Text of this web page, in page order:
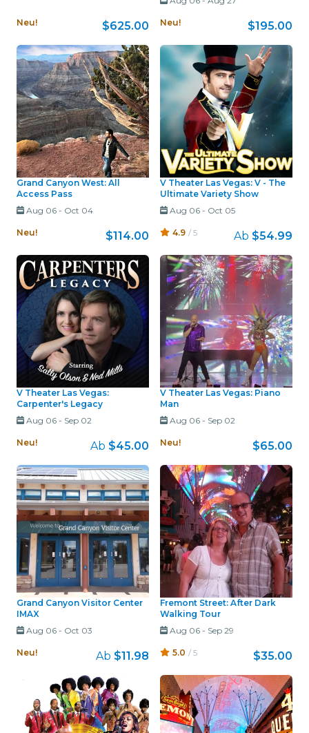
Neu! $625.00 Neu! $195.00
Grand Canyon West: All
Access Pass
Aug 06- Oct 04
Neu! $114.00
V Theater Las Vegas: V - The
Ultimate Variety Show
Aug 06- Oct 05
4.9 / 5 Ab $54.99
V Theater Las Vegas:
Carpenter's Legacy
Aug 06- Sep 02
Neu! Ab $45.00
V Theater Las Vegas: Piano
Man
Aug 06- Sep 02
Neu! $65.00
Grand Canyon Visitor Center
IMAX
Aug 06- Oct 03
Neu! Ab $11.98
Fremont Street: After Dark
Walking Tour
Aug 06- Sep 29
5.0 / 5 $35.00